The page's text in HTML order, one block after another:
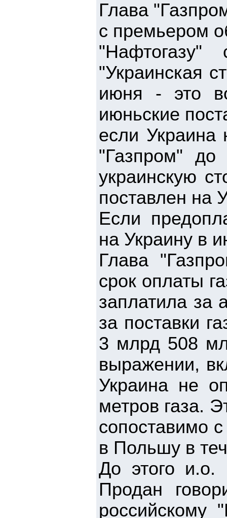
Глава
с премьером
"Украинская
июня - это
июньские
если Украина
"Газпром"
украинскую
поставлен на
Если
на Украину в
Глава
срок оплаты
заплатила за
за поставки
3 млрд 508
выражении,
Украина не
метров газа.
сопоставимо
в Польшу в
До этого и.о.
Продан
российскому